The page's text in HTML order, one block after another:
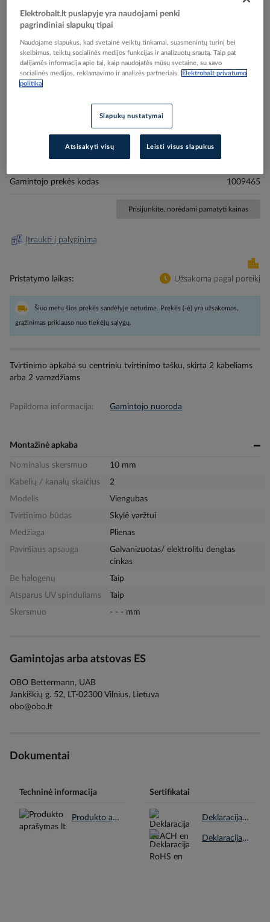
Skip
Reali prekė gali skirtis nuo pavaizduotos nuotraukoje
Laikiklis kabeliui 10mm dvikilpis metalinis
galvanizuotas 1015 D 10 G - OBO BETTERMANN
Gamintojo prekės kodas
1009465
Prisijunkite, norėdami pamatyti kainas
Įtraukti į palyginimą
Pristatymo laikas Užsakoma pagal poreikį
Šiuo metu šios prekės sandėlyje neturime. Prekės (-ė) yra užsakomos,
grąžinimas priklauso nuo tiekėjų sąlygų.
Tvirtinimo apkaba su centriniu tvirtinimo tašku, skirta 2 kabeliams
arba 2 vamzdžiams
Papildoma informacija: Gamintojo nuoroda
Montažinė apkaba
Nominalus skersmuo
10 mm
Kabelių / kanalų skaičius
2
Modelis
Viengubas
Tvirtinimo būdas
Skylė varžtui
Medžiaga
Plienas
Paviršiaus apsauga
Galvanizuotas/ elektrolitu dengtas
cinkas
Be halogenų
Taip
Atsparus UV spinduliams
Taip
Skersmuo
- - - mm
Gamintojas arba atstovas ES
OBO Bettermann, UAB
Jankiškių g. 52, LT-02300 Vilnius, Lietuva
obo@obo.lt
Dokumentai
Techninė informacija
Produkto aprašymas lt.pdf
Sertifikatai
Deklaracija REACH en.pdf
Deklaracija RoHS en.pdf
Elektrobalt.lt puslapyje yra naudojami penki
pagrindiniai slapukų tipai
Naudojame slapukus, kad svetainė veiktų tinkamai, suasmenintų turinį bei
skelbimus, teiktų socialinės medijos funkcijas ir analizuotų srautą. Taip pat
dalijamės informacija apie tai, kaip naudojatės mūsų svetaine, su savo
socialinės medijos, reklamavimo ir analizės partneriais.
Elektrobalt privatumo
politika
Slapukų nustatymai
Atsisakyti visų Leisti visus slapukus